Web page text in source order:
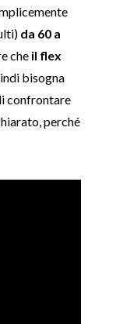
da 60 a
che il flex
bisogna
confrontare
perché